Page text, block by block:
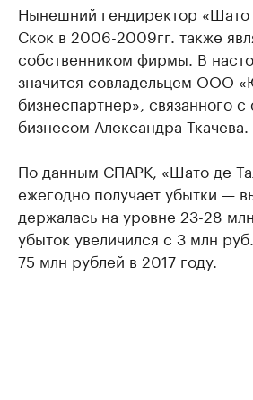
Нынешний гендиректор
Скок в 2006-2009гг. также
собственником фирмы. В
значится совладельцем ООО
бизнеспартнер», связанного
бизнесом Александра Ткачева.
По данным СПАРК, «Шато де
ежегодно получает убытки —
держалась на уровне 23-28
убыток увеличился с 3 млн
75 млн рублей в 2017 году.